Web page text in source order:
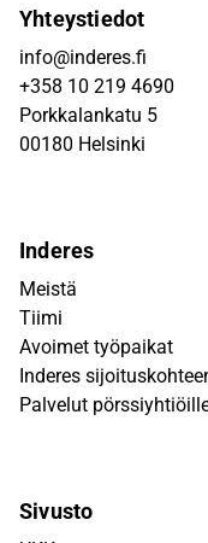
Yhteystiedot
info@inderes.fi
+358 10 219 4690
Porkkalankatu 5
00180 Helsinki
Inderes
Meistä
Tiimi
Avoimet työpaikat
Inderes
Palvelut
Sivusto